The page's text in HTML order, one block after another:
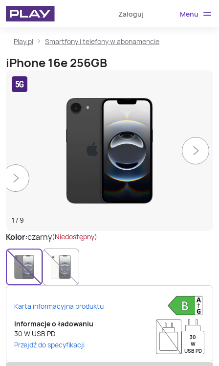
Zaloguj Menu
Play.pl Smartfony i telefony w abonamencie
iPhone 16e 256GB
1 / 9
Kolor:czarny(Niedostępny)
Karta informacyjna produktu
Informacje o ładowaniu
30 W USB PD
Przejdź do specyfikacji
30
W
USB PD